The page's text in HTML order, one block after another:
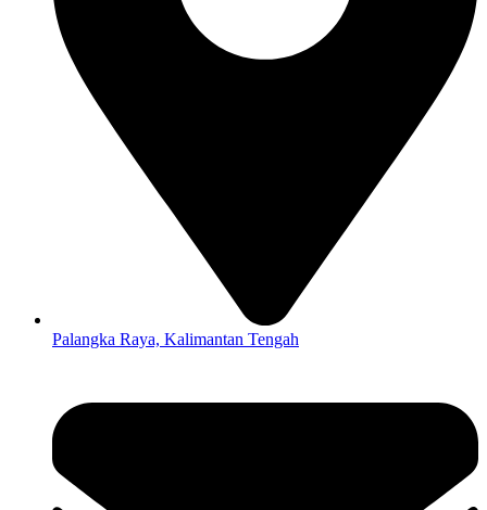
Palangka Raya, Kalimantan Tengah